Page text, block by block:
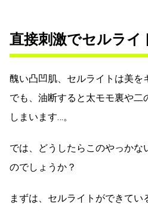
直接刺激でセルライ
醜い凸凹肌、セルライトは美を
でも、油断すると太モモ裏や二
しまいます…。
では、どうしたらこのやっかな
のでしょうか？
まずは、セルライトができてい